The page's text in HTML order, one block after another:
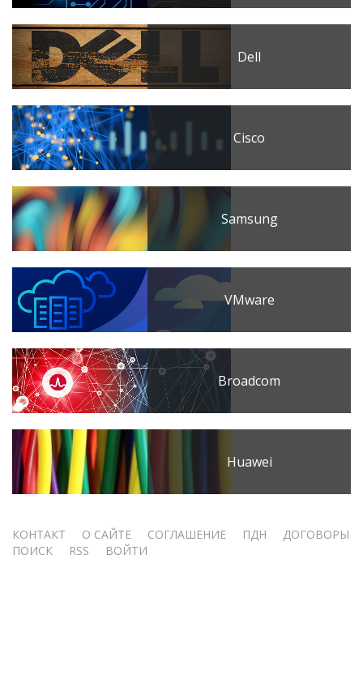
Dell
Cisco
Samsung
VMware
Broadcom
Huawei
Меню
КОНТАКТ О САЙТЕ СОГЛАШЕНИЕ ПДН
ДОГОВОРЫ
ПОИСК
RSS ВОЙТИ